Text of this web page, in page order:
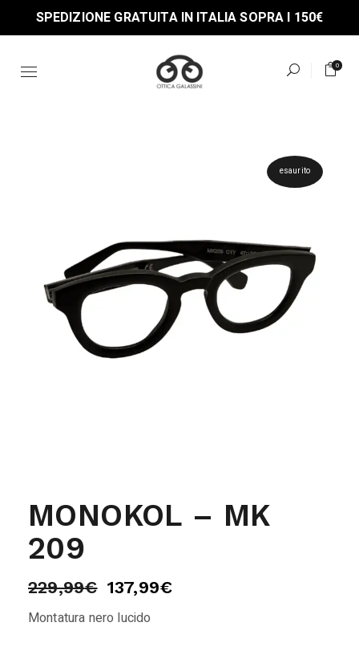
the
SPEDIZIONE GRATUITA IN ITALIA SOPRA I 150€
0
esaurito
MONOKOL – MK
209
229,99€ 137,99€
Montatura nero lucido